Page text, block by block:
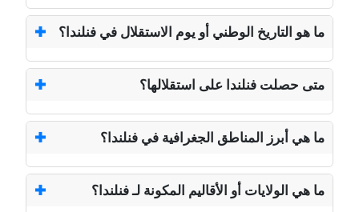
ما هو التاريخ الوطني أو يوم الاستقلال في فنلندا؟
متى حصلت فنلندا على استقلالها؟
ما هي أبرز المناطق الجغرافية في فنلندا؟
ما هي الولايات أو الأقاليم المكونة لـ فنلندا؟